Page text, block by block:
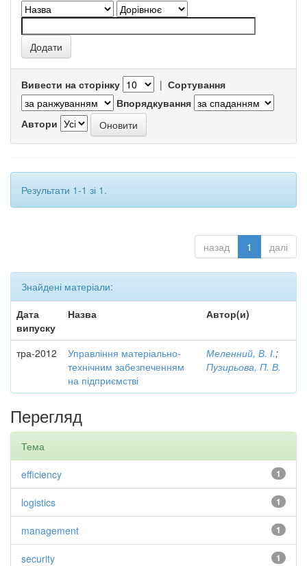
Вивести на сторінку | Сортування
Впорядкування
Автори
Результати 1-1 зі 1.
назад 1 далі
Знайдені матеріали:
Дата
випуску
Назва Автор(и)
тра-2012
Управління матеріально-
технічним забезпеченням
на підприємстві
Меленний, В. І.;
Пузирьова, П. В.
Перегляд
Тема
1
efficiency
1
logistics
1
management
1
security